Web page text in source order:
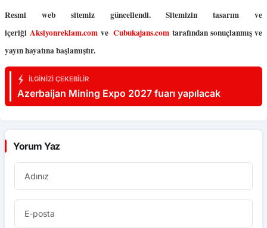
Resmi web sitemiz güncellendi. Sitemizin tasarım ve
içeriği Aksiyonreklam.comveCubukajans.com tarafından sonuçlanmış ve
yayın hayatına başlamıştır.
İLGINIZI ÇEKEBILIR
Azerbaijan Mining Expo 2027 fuarı yapılacak
Yorum Yaz